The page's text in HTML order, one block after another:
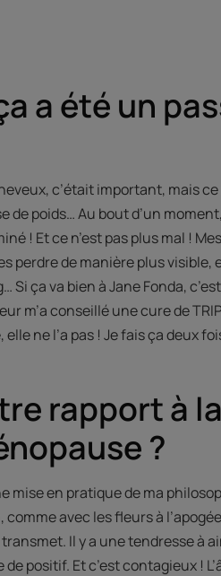
a été un
c’était important, mais
de poids… Au bout d’un
! Et ce n’est pas plus mal !
perdre de manière plus visible,
Si ça va bien à Jane Fonda,
m’a conseillé une cure de
ne l’a pas ! Je fais ça deux
rapport à
?
en pratique de ma
avec les fleurs à
transmet. Il y a une tendresse à
positif. Et c’est contagieux !